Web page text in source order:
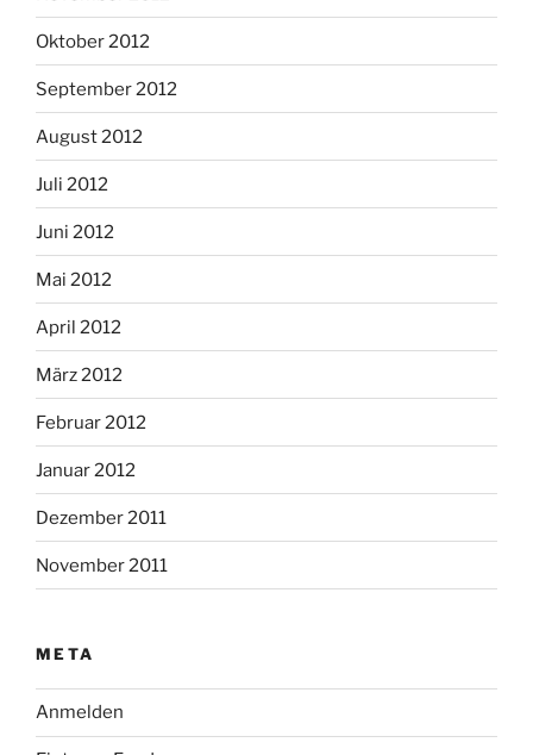
Oktober 2012
September 2012
August 2012
Juli 2012
Juni 2012
Mai 2012
April 2012
März 2012
Februar 2012
Januar 2012
Dezember 2011
November 2011
META
Anmelden